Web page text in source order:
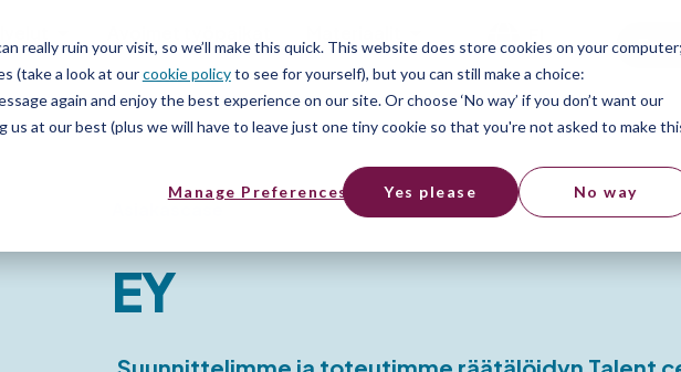
really ruin your visit, so we’ll make this quick. This website does store cookies on your computer;
(take a look at ourcookie policyto see for yourself), but you can still make a choice:
again and enjoy the best experience on our site. Or choose ‘No way’ if you don’t want our
us at our best (plus we will have to leave just one tiny cookie so that you're not asked to make
Manage Preferences Yes please No way
EY